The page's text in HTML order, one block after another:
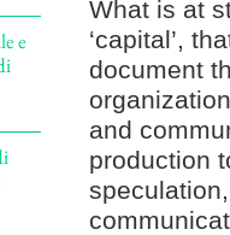
What is at
‘capital’,
document
and
production
e